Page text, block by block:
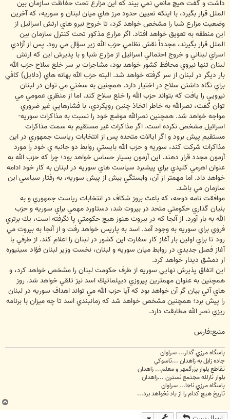
داشت و گفت هيچ مانعي نمي بيند كه اين مزارع تحت حفاظت سازمان بين
الملل قرار بگيرد، با اينكه تعيين حدود مرز هاي ميان لبنان و سوريه، كه آخرين
وضعيت مزارع شبا را مشخص خواهد كرد، تا خروج نيرو هاي ارتش اسرائيل از
اين منطقه به تعويق خواهد افتاد. اگر مزارع مذكور تحت كنترل سازمان بين
الملل قرار بگيرند، مجدداً نقش نظامي حزب الله زير سؤال مي رود. پس از آزادي
اسراي لبناني و خروج احتمالي اسرائيل از مزارع شبا و با پذيرش اين كه ارتش
لبنان تنها نيروي محافظ كشور خواهد بود، مشاجرات بر سر خلع سلاح حزب الله
بار ديگر در لبنان از سر گرفته خواهد شد. البته حزب الله بهانه هاي (دلايل) كافي
براي نگاه داشتن سلاح در اختيار دارد. همچنين به سختي مي توان در لبنان
نيرويي را يافت كه بتواند حزب الله را خلع سلاح كند. اما از منظري عمومي مي
توان گفت، نصرالله به خاطر اتخاذ چنين رويكردي، با فشارهايي غير ضروري
مواجه خواهد شد. همچنين نصرالله موضع خود را نسبت به مذاكرات سوريه-
اسرائيل مشخص نكرده است. اگر مذاكرات غير مستقيم به سمت مذاكرات
مستقيم پيش برود و اگر ايالات متحده پس از انتخابات رياست جمهوري در اين
مذاكرات شركت كند، سوريه و حزب الله بايستي روابط دو جانبه ي خود را مورد
آزمون مجدد قرار دهند. اين آزمون بسيار حساس خواهد بود؛ چرا كه حزب الله به
عنوان اهرمي كليدي براي پيشبرد سياست هاي سوريه در لبنان به كار خود ادامه
خواهد داد. اما مهمتر از آن، وابستگي بيش از پيش سوريه، به رفتار سياسي اين
سازمان مي باشد.
موافقت نامه دوحه، كه باعث بروز شكاف در انتخابات رياست جمهوري و به
بنيان گذاري حكومتي متحد در بيروت شد، دستاورد مهمي براي سوريه و حزب
الله به بار آورد. از آنجا كه در بيروت هنوز هيچ حكومتي پا نگرفته است، يك برتري
فروي براي سوريه به وجود آمد. اسد به پاريس خواهد رفت و از آنجا به بيروت مي
رود تا براي اولين بار آغاز كار سفارت اين كشور در لبنان را اعلام كند. از طرفي با
آغاز فصل جديدي در روابط ميان سوريه و لبنان، نخست وزير لبنان فؤاد سينيوره
از دمشق ديدار خواهد كرد.
اين اتفاق پذيرش نهايي سوريه از طرف حكومت لبنان را مشخص خواهد كرد، و
همچنين به عنوان مهمترين پيروزي ديپلماتيك اسد نيز تلقي خواهد شد. روز
هاي آتي بيان گر آن خواهد بود كه آيا حزب الله مي تواند اهداف سوريه در لبنان
را پيش برد؛ همچنين مشخص خواهد شد كه زمانبندي اسد تا چه ميزان با برنامه
ريزي نصر الله مطابقت دارد.
منبع:فارس
پاسگاه مرزي گدار... سراوان
جاده زابل به زاهدان ...تاسوکي
تقاطع بلوار بزرگمهر و معلم... زاهدان
بلوار ثارلله مجتمع نسترن ...زاهدان
پاسگاه مرزي ناجا... سراوان
تاريخ هيچ کدام را از ياد نخواهد برد...